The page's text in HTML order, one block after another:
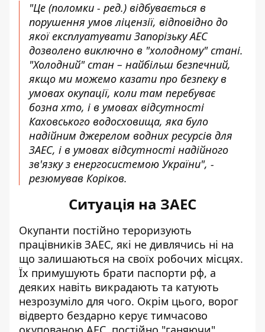
"Це (поломки - ред.) відбувається в
порушення умов ліцензії, відповідно до
якої експлуатувати Запорізьку АЕС
дозволено виключно в "холодному" стані.
"Холодний" стан – найбільш безпечний,
якщо ми можемо казати про безпеку в
умовах окупації, коли там перебуває
бозна хто, і в умовах відсутності
Каховського водосховища, яка було
надійним джерелом водних ресурсів для
ЗАЕС, і в умовах відсутності надійного
зв'язку з енергосистемою України", -
резюмував Коріков.
Ситуація на ЗАЕС
Окупанти постійно тероризують
працівників ЗАЕС, які не дивлячись ні на
що залишаються на своїх робочих місцях.
Їх примушують брати паспорти рф, а
деяких навіть викрадають та катують
незрозуміло для чого. Окрім цього, ворог
відверто бездарно керує тимчасово